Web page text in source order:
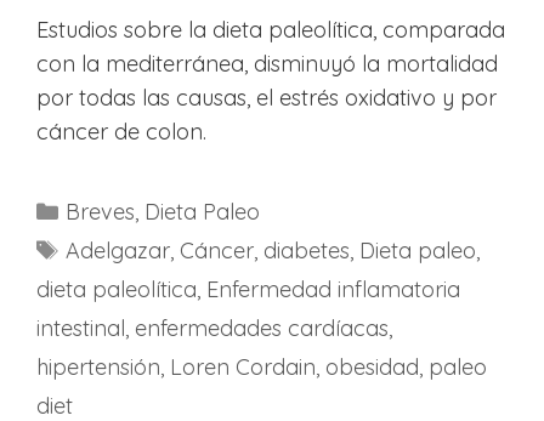
Estudios sobre la dieta paleolítica, comparada
con la mediterránea, disminuyó la mortalidad
por todas las causas, el estrés oxidativo y por
cáncer de colon.
Categorías
Breves, Dieta Paleo
Etiquetas
Adelgazar, Cáncer, diabetes, Dieta paleo,
dieta paleolítica, Enfermedad inflamatoria
intestinal, enfermedades cardíacas,
hipertensión, Loren Cordain, obesidad, paleo
diet